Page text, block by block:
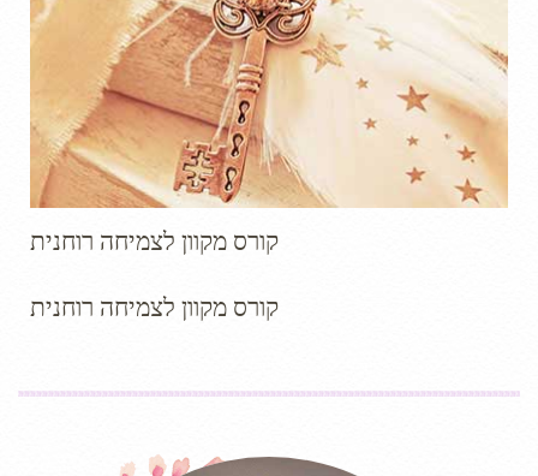
קורס מקוון לצמיחה רוחנית
קורס מקוון לצמיחה רוחנית